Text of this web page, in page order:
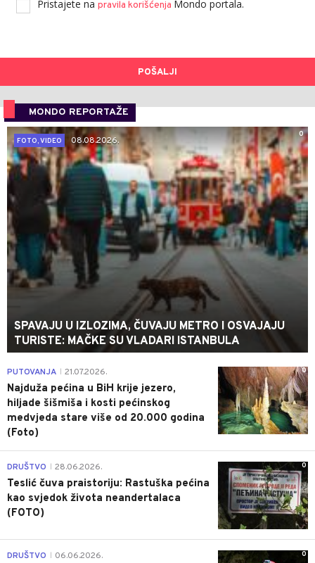
Pristajete na pravila korišćenja Mondo portala.
POŠALJI
MONDO REPORTAŽE
0
FOTO, VIDEO
08.08.2026.
SPAVAJU U IZLOZIMA, ČUVAJU METRO I OSVAJAJU
TURISTE: MAČKE SU VLADARI ISTANBULA
0
PUTOVANJA 21.07.2026.
Najduža pećina u BiH krije jezero,
hiljade šišmiša i kosti pećinskog
medvjeda stare više od 20.000 godina
(Foto)
0
DRUŠTVO 28.06.2026.
Teslić čuva praistoriju: Rastuška pećina
kao svjedok života neandertalaca
(FOTO)
0
DRUŠTVO 06.06.2026.